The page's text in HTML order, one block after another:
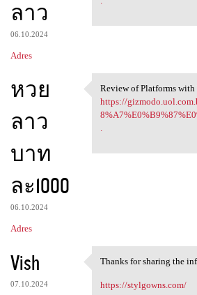
ลาว
06.10.2024
Adres
หวย
ลาว
บาท
ละ1000
06.10.2024
Adres
Review of
Review of Platforms
https://
Vish
07.10.2024
Thanks for sharing
Thanks for sharing the
https://stylgowns.com/